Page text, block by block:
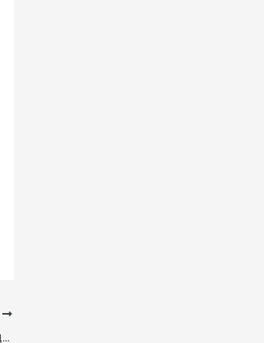
Израел нанася нови удари срещу подкрепяни от Иран сайтове на Хизбула в Ливан